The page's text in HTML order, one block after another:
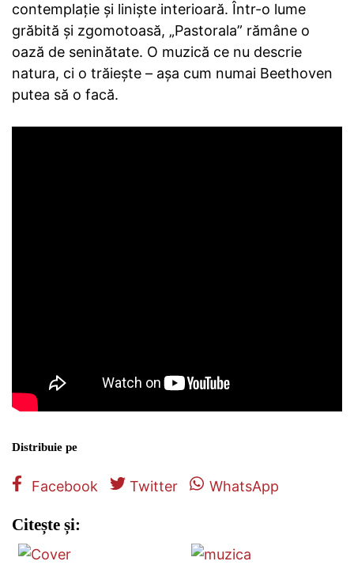
contemplație și liniște interioară. Într-o lume
grăbită și zgomotoasă, „Pastorala” rămâne o
oază de seninătate. O muzică ce nu descrie
natura, ci o trăiește – așa cum numai Beethoven
putea să o facă.
Distribuie pe
Facebook Twitter WhatsApp
Citește și: